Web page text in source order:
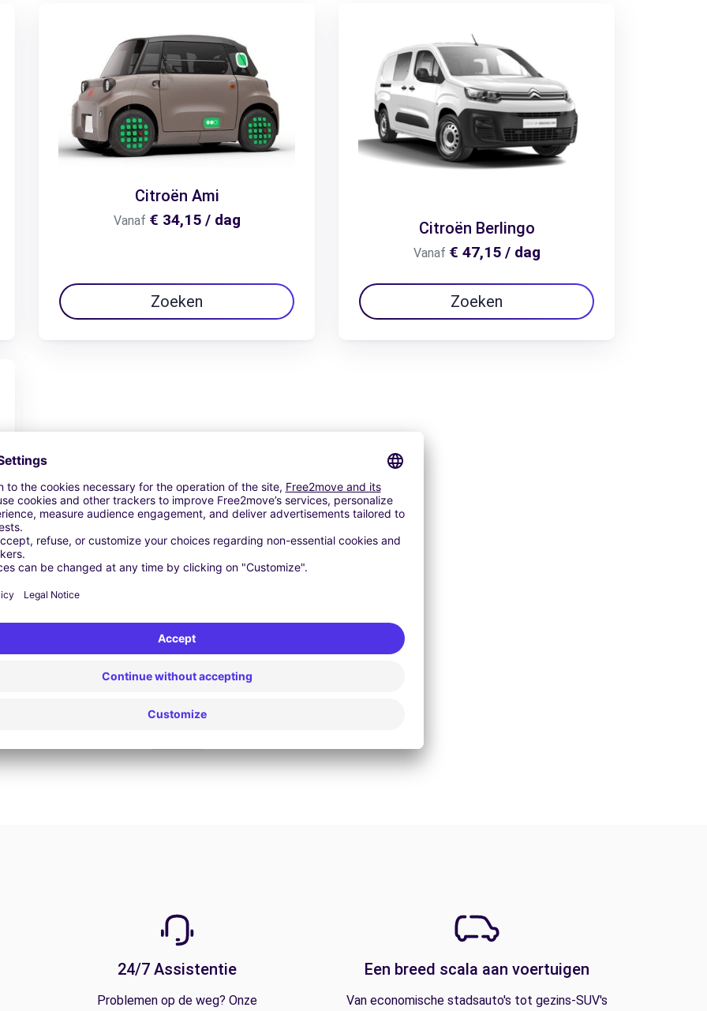
Citroën Ami
Vanaf € 34,15 / dag
Zoeken
Citroën Berlingo
Vanaf € 47,15 / dag
Zoeken
24/7 Assistentie
Problemen op de weg? Onze
Een breed scala aan voertuigen
Van economische stadsauto's tot gezins-SUV's